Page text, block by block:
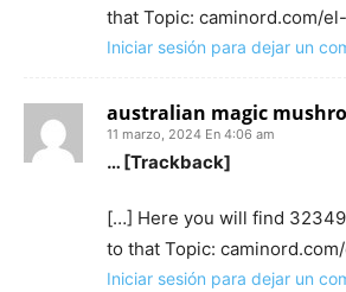
that Topic: caminord.com/
Iniciar sesión para dejar un
australian magic
11 marzo, 2024 En 4:06 am
… [Trackback]
[…] Here you will find
to that Topic:
Iniciar sesión para dejar un